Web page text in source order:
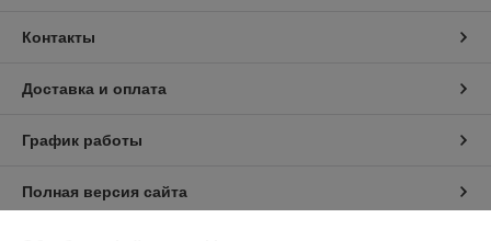
Контакты
Доставка и оплата
График работы
Полная версия сайта